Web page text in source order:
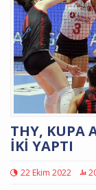
THY, KUPA
İKİ YAPTI
22 Ekim 2022